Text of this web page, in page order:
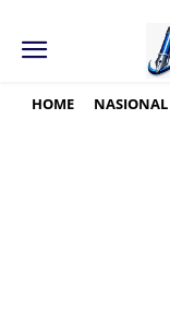
HOME NASIONAL